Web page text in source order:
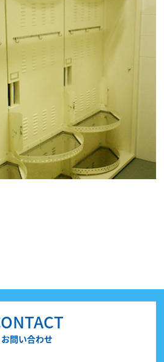
お問い合わせ